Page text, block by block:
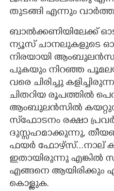
തുടങ്ങി എന്നും
ബാൽക്കണിയിലേക്ക്
ന്യൂസ് ചാനലുകളുടെ
നിരയായി
പുകയും നിറഞ്ഞ
വരെ ചിരിച്ചു
ചിതറിയ രൂപത്തിൽ
ആംബുലൻസിൽ
സ്‌ഫോടനം രക്ഷാ
ദുസ്സഹമാക്കുന്നു,
ഫയർ ഫോഴ്സ്...നാല്
ഇതായിരുന്നു എങ്കിൽ
എങ്ങനെ ആയിരിക്കും
കൊള്ളുക.